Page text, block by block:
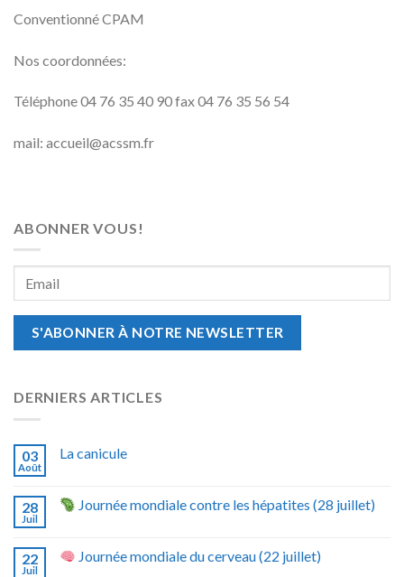
Conventionné CPAM
Nos coordonnées:
Téléphone 04 76 35 40 90 fax 04 76 35 56 54
mail: accueil@acssm.fr
ABONNER VOUS!
DERNIERS ARTICLES
03
Août
La canicule
28
Juil
Journée mondiale contre les hépatites (28 juillet)
22
Juil
Journée mondiale du cerveau (22 juillet)